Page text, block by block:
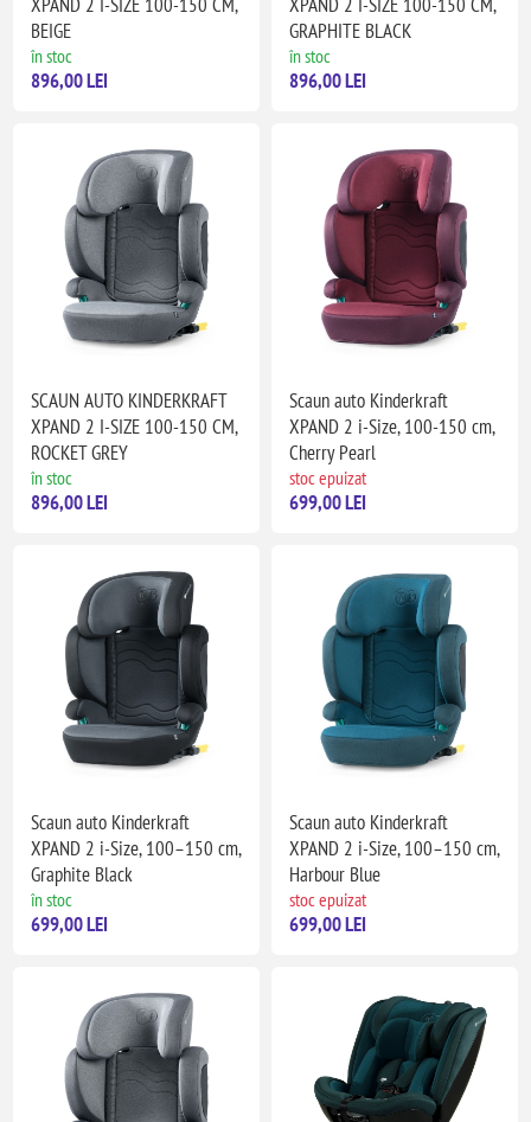
BEIGE
în stoc
896,00 LEI
GRAPHITE BLACK
în stoc
896,00 LEI
SCAUN AUTO KINDERKRAFT
XPAND 2 I-SIZE 100-150 CM,
ROCKET GREY
în stoc
896,00 LEI
Scaun auto Kinderkraft
XPAND 2 i-Size, 100-150 cm,
Cherry Pearl
stoc epuizat
699,00 LEI
Scaun auto Kinderkraft
XPAND 2 i-Size, 100–150 cm,
Graphite Black
în stoc
699,00 LEI
Scaun auto Kinderkraft
XPAND 2 i-Size, 100–150 cm,
Harbour Blue
stoc epuizat
699,00 LEI